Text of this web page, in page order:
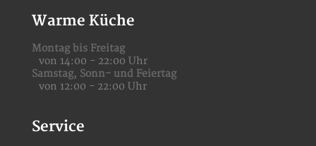
Warme Küche
Montag bis Freitag
von 14:00 - 22:00 Uhr
Samstag, Sonn- und Feiertag
von 12:00 - 22:00 Uhr
Service